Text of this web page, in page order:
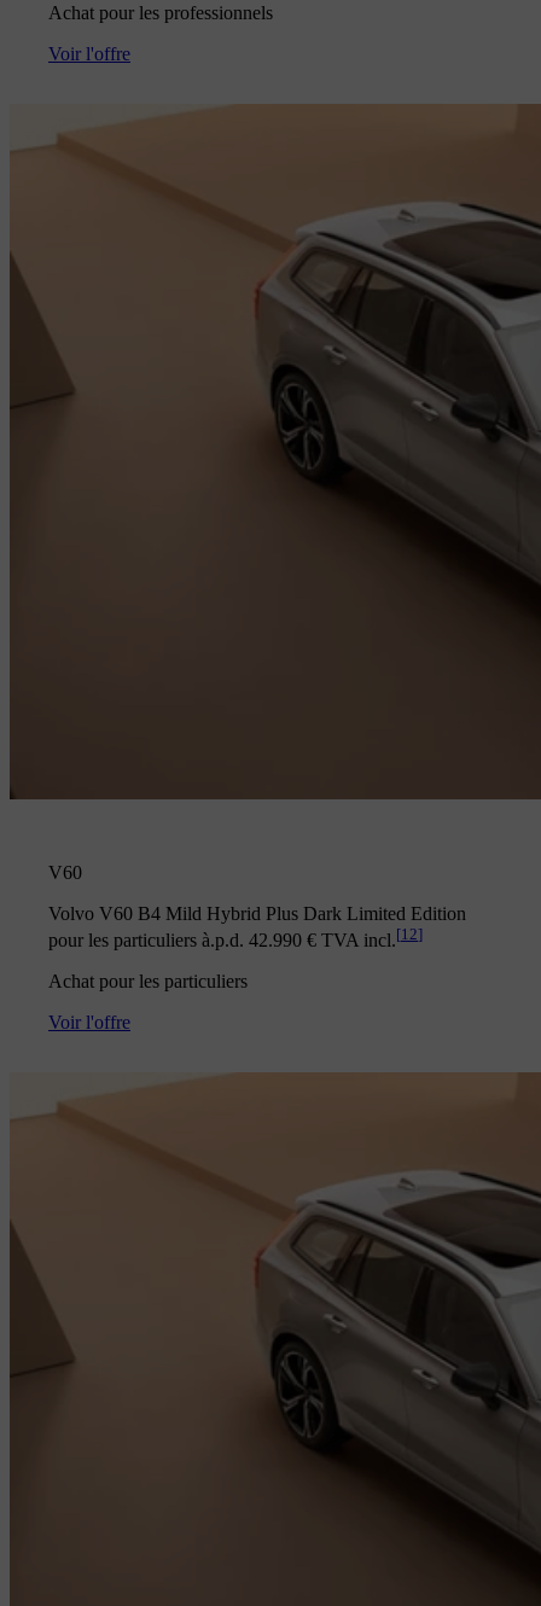
Achat pour les professionnels
Voir l'offre
V60
Volvo V60 B4 Mild Hybrid Plus Dark Limited Edition
pour les particuliers à.p.d. 42.990 € TVA incl.[12]
Achat pour les particuliers
Voir l'offre